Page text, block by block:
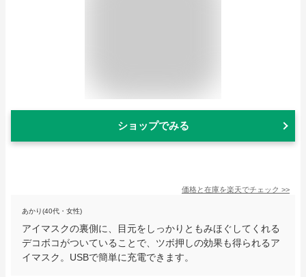
ショップでみる
価格と在庫を楽天でチェック >>
あかり(40代・女性)
アイマスクの裏側に、目元をしっかりともみほぐしてくれる
デコボコがついていることで、ツボ押しの効果も得られるア
イマスク。USBで簡単に充電できます。